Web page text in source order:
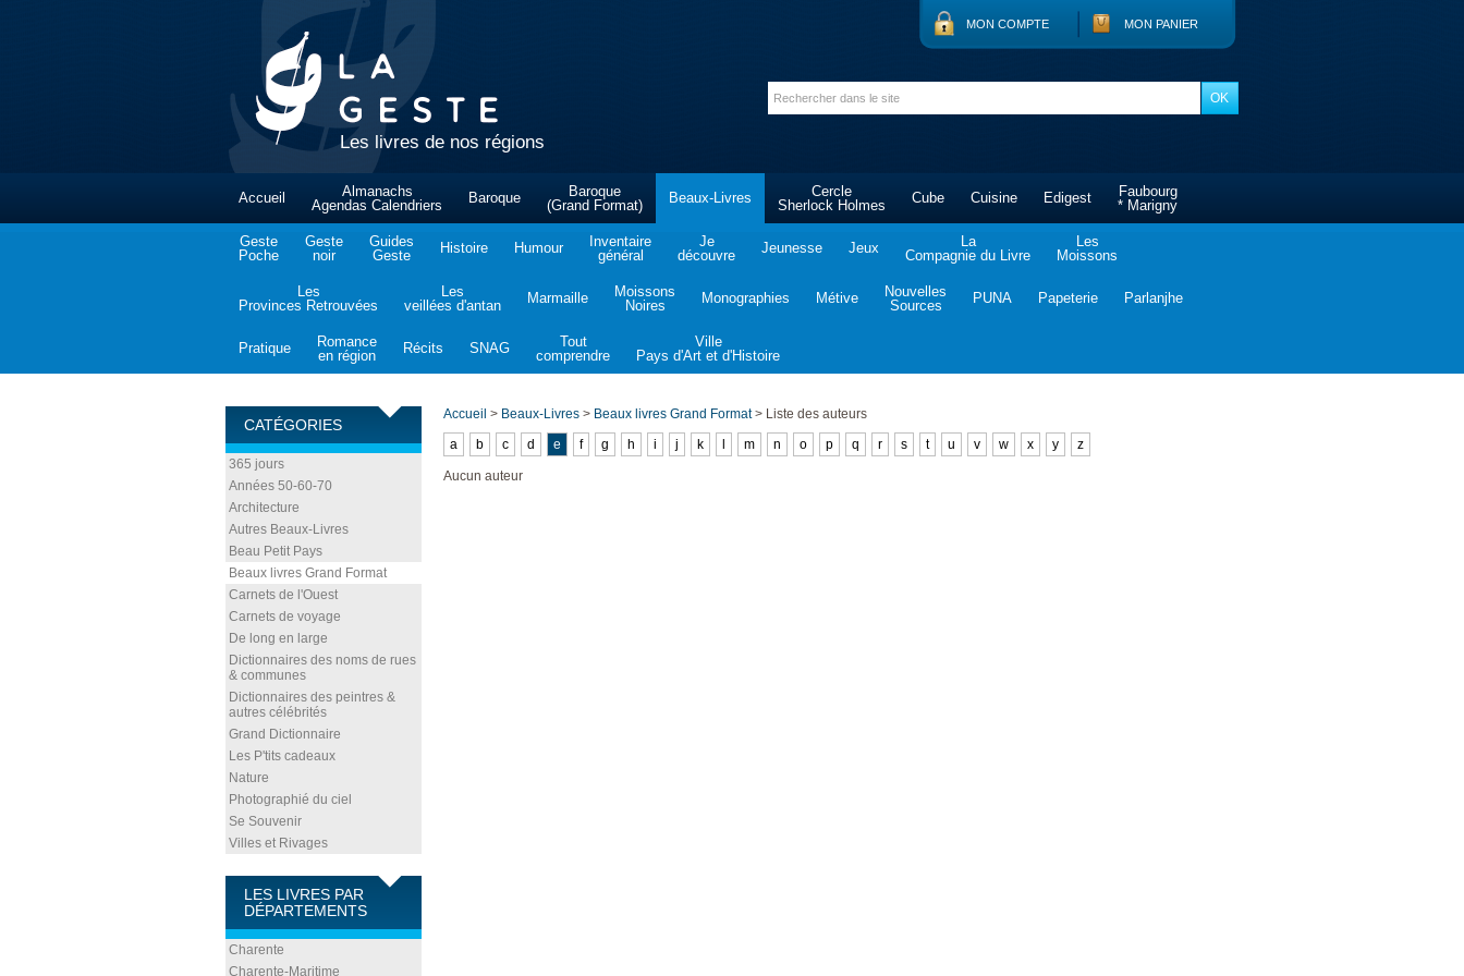
Les livres de nos régions
MON COMPTE MON PANIER
Accueil
Almanachs
Agendas Calendriers
Baroque
Baroque
(Grand Format)
Beaux-Livres
Cercle
Sherlock Holmes
Cube Cuisine Edigest
Faubourg
* Marigny
Geste
Poche
Geste
noir
Guides
Geste
Histoire Humour
Inventaire
général
Je
découvre
Jeunesse Jeux
La
Compagnie du Livre
Les
Moissons
Les
Provinces Retrouvées
Les
veillées d'antan
Marmaille
Moissons
Noires
Monographies Métive
Nouvelles
Sources
PUNA Papeterie Parlanjhe
Pratique
Romance
en région
Récits SNAG
Tout
comprendre
Ville
Pays d'Art et d'Histoire
CATÉGORIES
365 jours
Années 50-60-70
Architecture
Autres Beaux-Livres
Beau Petit Pays
Beaux livres Grand Format
Carnets de l'Ouest
Carnets de voyage
De long en large
Dictionnaires des noms de rues
& communes
Dictionnaires des peintres &
autres célébrités
Grand Dictionnaire
Les P'tits cadeaux
Nature
Photographié du ciel
Se Souvenir
Villes et Rivages
LES LIVRES PAR
DÉPARTEMENTS
Charente
Charente-Maritime
Accueil > Beaux-Livres > Beaux livres Grand Format > Liste des auteurs
a
b c d e f g h i j k m n o p q r s t u v w x y z
Aucun auteur